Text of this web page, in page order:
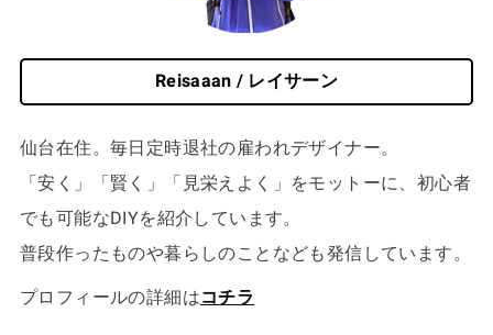
Reisaaan / レイサーン
仙台在住。毎日定時退社の雇われデザイナー。
「安く」「賢く」「見栄えよく」をモットーに、初心者
でも可能なDIYを紹介しています。
普段作ったものや暮らしのことなども発信しています。
プロフィールの詳細はコチラ